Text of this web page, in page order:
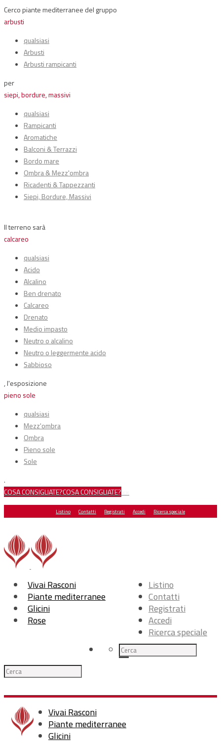
Cerco piante mediterranee del gruppo
arbusti
qualsiasi
Arbusti
Arbusti rampicanti
per
siepi, bordure, massivi
qualsiasi
Rampicanti
Aromatiche
Balconi & Terrazzi
Bordo mare
Ombra & Mezz'ombra
Ricadenti & Tappezzanti
Siepi, Bordure, Massivi
Il terreno sarà
calcareo
qualsiasi
Acido
Alcalino
Ben drenato
Calcareo
Drenato
Medio impasto
Neutro o alcalino
Neutro o leggermente acido
Sabbioso
, l'esposizione
pieno sole
qualsiasi
Mezz'ombra
Ombra
Pieno sole
Sole
.
COSA CONSIGLIATE?COSA CONSIGLIATE?
Listino Contatti Registrati Accedi Ricerca speciale
Listino
Contatti
Registrati
Accedi
Ricerca speciale
Vivai Rasconi
Piante mediterranee
Glicini
Rose
Vivai Rasconi
Piante mediterranee
Glicini